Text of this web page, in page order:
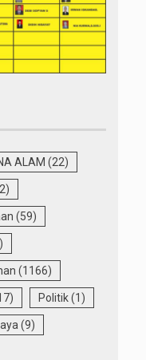
ALAM (22)
(59)
(1166)
Politik(1)
(9)